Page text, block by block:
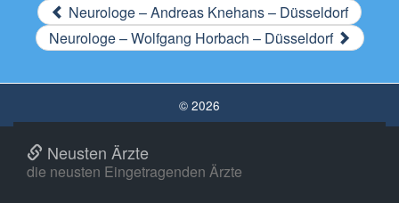
Neurologe – Andreas Knehans – Düsseldorf
Neurologe – Wolfgang Horbach – Düsseldorf
© 2026
Neusten Ärzte
die neusten Eingetragenden Ärzte